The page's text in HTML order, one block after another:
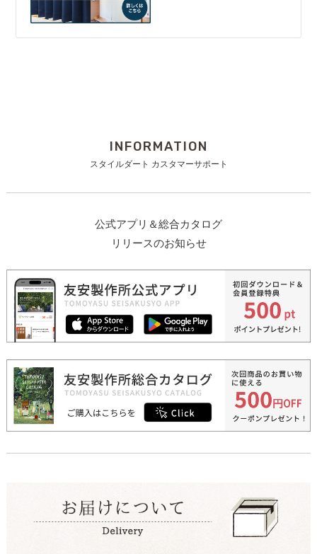
INFORMATION
スタイルダート カスタマーサポート
公式アプリ＆総合カタログ
リリースのお知らせ